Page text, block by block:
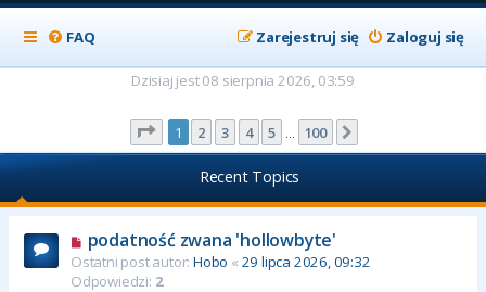
FAQ Zaloguj się
Zarejestruj się
Dzisiaj jest 08 sierpnia 2026, 03:59
Strona z100
1 2 3 4 5 100
Recent Topics
podatność zwana 'hollowbyte'
Ostatni post autor: Hobo « 29 lipca 2026, 09:32
Odpowiedzi: 2